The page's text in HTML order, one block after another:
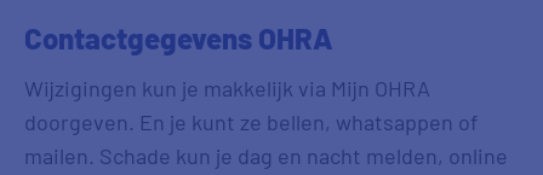
Contactgegevens OHRA
Wijzigingen kun je makkelijk via Mijn OHRA
doorgeven. En je kunt ze bellen, whatsappen of
mailen. Schade kun je dag en nacht melden, online